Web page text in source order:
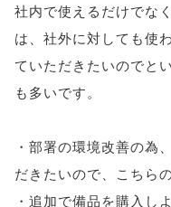
社内で使えるだけでな
は、社外に対しても使
ていただきたいのでと
も多いです。
・部署の環境改善の為
だきたいので、こちら
・追加で備品を購入し